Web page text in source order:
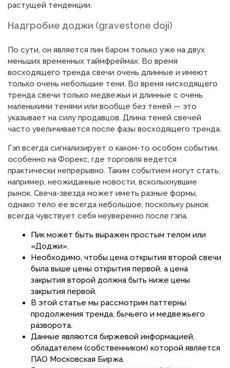
растущей тенденции.
Надгробие доджи (gravestone doji)
По сути, он является пин баром только уже на двух
меньших временных таймфреймах. Во время
восходящего тренда свечи очень длинные и имеют
только очень небольшие тени. Во время нисходящего
тренда свечи только медвежьи и длинные с очень
маленькими тенями или вообще без теней — это
указывает на силу продавцов. Длина теней свечей
часто увеличивается после фазы восходящего тренда.
Гэп всегда сигнализирует о каком-то особом событии,
особенно на Форекс, где торговля ведется
практически непрерывно. Таким событием могут стать,
например, неожиданные новости, всколыхнувшие
рынок. Свеча-звезда может иметь разные формы,
однако тело ее всегда небольшое, поскольку рынок
всегда чувствует себя неуверенно после гэпа.
Пик может быть выражен простым телом или
«Доджи».
Необходимо, чтобы цена открытия второй свечи
была выше цены открытия первой, а цена
закрытия второй должна быть ниже цены
закрытия первой.
В этой статье мы рассмотрим паттерны
продолжения тренда, бычьего и медвежьего
разворота.
Данные являются биржевой информацией,
обладателем (собственником) которой является
ПАО Московская Биржа.